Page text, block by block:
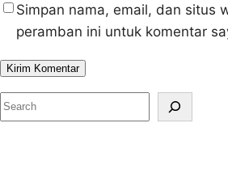
Simpan nama, email, dan situs
peramban ini untuk komentar
S
e